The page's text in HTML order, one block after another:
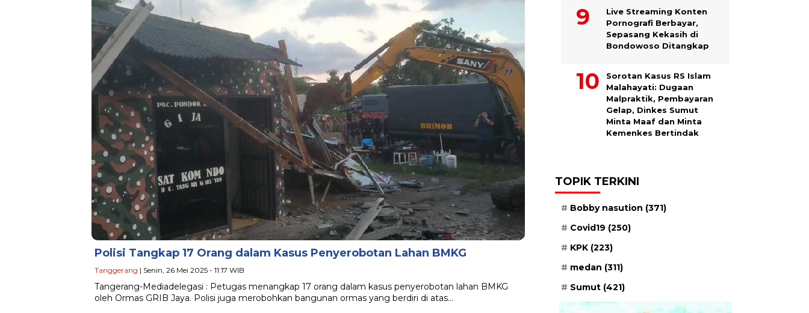
Polisi Tangkap 17 Orang dalam Kasus Penyerobotan Lahan BMKG
Tanggerang | Senin, 26 Mei 2025 - 11:17 WIB
Tangerang-Mediadelegasi : Petugas menangkap 17 orang dalam kasus penyerobotan lahan BMKG
oleh Ormas GRIB Jaya. Polisi juga merobohkan bangunan ormas yang berdiri di atas…
Live Streaming Konten
Pornografi Berbayar,
Sepasang Kekasih di
Bondowoso Ditangkap
Sorotan Kasus RS Islam
Malahayati: Dugaan
Malpraktik, Pembayaran
Gelap, Dinkes Sumut
Minta Maaf dan Minta
Kemenkes Bertindak
TOPIK TERKINI
Bobby nasution (371)
Covid19 (250)
KPK (223)
medan (311)
Sumut (421)